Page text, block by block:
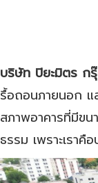
บริษัท ปิยะมิตร ก
รื้อถอนภายนอก แ
สภาพอาคารที่มีขน
ธรรม เพราะเรา